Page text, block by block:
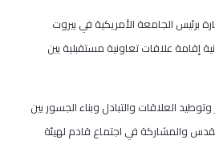
برئيس الجامعة الأمريكية في بيروت
إقامة علاقات تعاونية مستقبلية بين
العلاقات والتبادل وبناء الجسور بين
والمشاركة في اجتماع قادم لهيئة